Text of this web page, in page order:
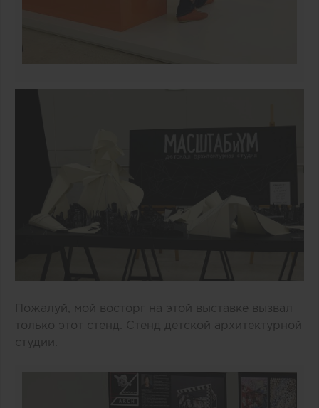
Пожалуй, мой восторг на этой выставке вызвал
только этот стенд. Стенд детской архитектурной
студии.